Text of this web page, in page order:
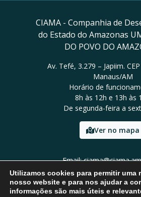
CIAMA - Companhia de
do Estado do Amazonas
DO POVO DO
Av. Tefé, 3.279 – Japiim.
Manaus/AM
Horário de
8h às 12h e 13h às
De segunda-feira a
Ver no mapa
Email:
Tel: (92) 2123
Utilizamos cookies para permitir uma
nosso website e para nos ajudar a
informações são mais úteis e